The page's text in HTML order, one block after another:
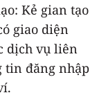
Kẻ gian tạo
giao diện
dịch vụ liên
tin đăng nhập